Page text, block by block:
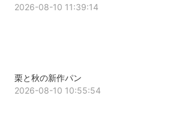
2026-08-10 11:39:14
栗と秋の新作パン
2026-08-10 10:55:54